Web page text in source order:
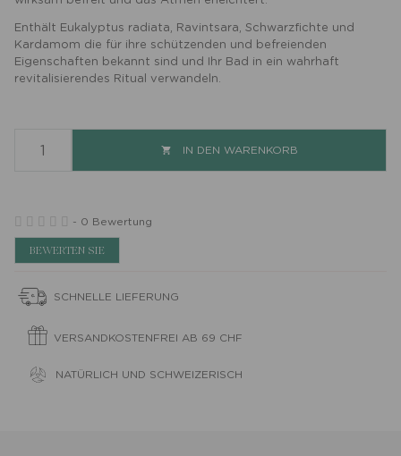
Enthält Eukalyptus radiata, Ravintsara, Schwarzfichte und
Kardamom die für ihre schützenden und befreienden
Eigenschaften bekannt sind und Ihr Bad in ein wahrhaft
revitalisierendes Ritual verwandeln.
 IN DEN WARENKORB
- 0 Bewertung
BEWERTEN SIE
SCHNELLE LIEFERUNG
VERSANDKOSTENFREI AB 69 CHF
NATÜRLICH UND SCHWEIZERISCH